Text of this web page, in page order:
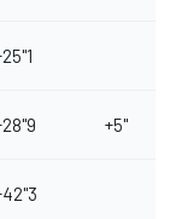
+5"